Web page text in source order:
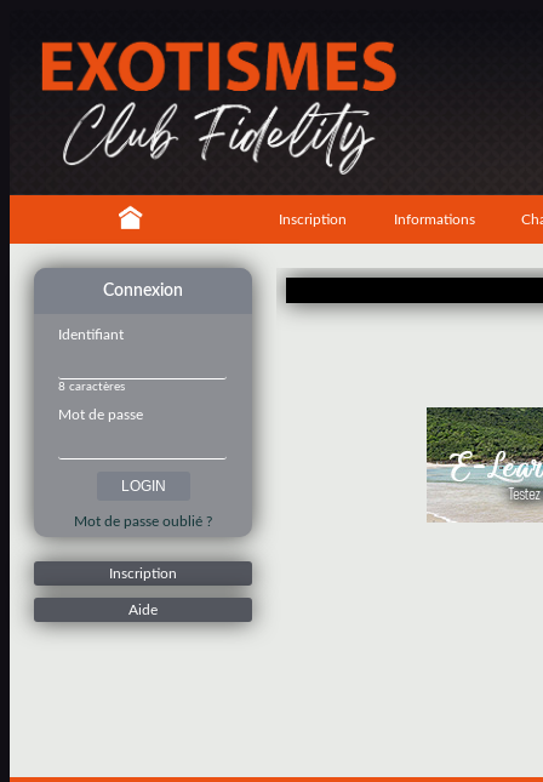
Inscription Informations
Connexion
Identifiant
8 caractères
Mot de passe
Mot de passe oublié ?
Inscription
Aide